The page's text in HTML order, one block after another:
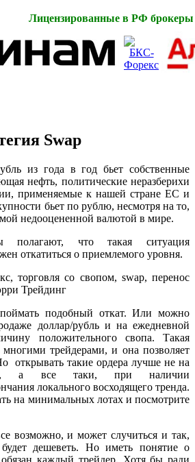
Лицензированные в РФ брокеры
Swap
из года в год бьет собственные
нефть, политические неразберихи
применяемые к нашей стране ЕС и
бьет по рублю, несмотря на то,
недооцененной валютой в мире.
полагают, что такая ситуация
откатиться о приемлемого уровня.
подобный откат. Или можно
доллар/рубль и на ежедневной
положительного свопа. Такая
многими трейдерами, и она позволяет
открывать такие ордера лучше не на
а все таки, при наличии
локального восходящего тренда.
на минимальных лотах и посмотрите
возможно, и может случиться и так,
дешеветь. Но иметь понятие о
обязан каждый трейдер. Хотя бы ради